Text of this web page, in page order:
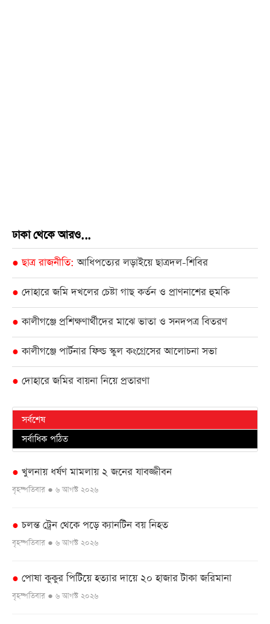
ঢাকা থেকে আরও...
● ছাত্র রাজনীতি আধিপত্যের লড়াইয়ে ছাত্রদল-শিবির
● দোহারে জমি দখলের চেষ্টা গাছ কর্তন ও প্রাণনাশের হুমকি
● কালীগঞ্জে প্রশিক্ষণার্থীদের মাঝে ভাতা ও সনদপত্র বিতরণ
● কালীগঞ্জে পার্টনার ফিল্ড স্কুল কংগ্রেসের আলোচনা সভা
● দোহারে জমির বায়না নিয়ে প্রতারণা
সর্বশেষ
সর্বাধিক পঠিত
● খুলনায় ধর্ষণ মামলায় ২ জনের যাবজ্জীবন
বৃহস্পতিবার ● ৬ আগস্ট ২০২৬
● চলন্ত ট্রেন থেকে পড়ে ক্যানটিন বয় নিহত
বৃহস্পতিবার ● ৬ আগস্ট ২০২৬
● পোষা কুকুর পিটিয়ে হত্যার দায়ে ২০ হাজার টাকা জরিমানা
বৃহস্পতিবার ● ৬ আগস্ট ২০২৬